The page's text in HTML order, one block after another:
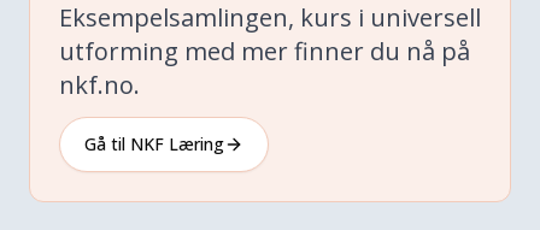
Eksempelsamlingen, kurs i universell
utforming med mer finner du nå på
nkf.no.
Gå til NKF Læring